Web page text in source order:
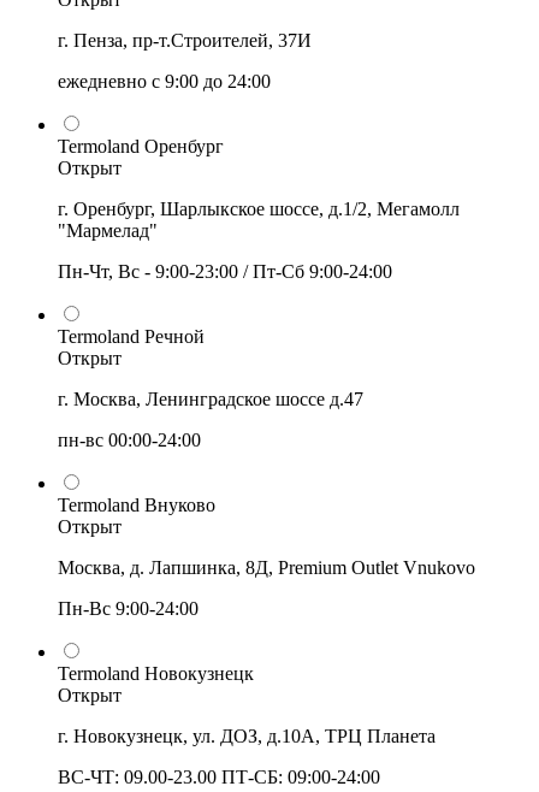
г. Пенза, пр-т.Строителей, 37И
ежедневно с 9:00 до 24:00
Termoland Оренбург
Открыт
г. Оренбург, Шарлыкское шоссе, д.1/2, Мегамолл
"Мармелад"
Пн-Чт, Вс - 9:00-23:00 / Пт-Сб 9:00-24:00
Termoland Речной
Открыт
г. Москва, Ленинградское шоссе д.47
пн-вс 00:00-24:00
Termoland Внуково
Открыт
Москва, д. Лапшинка, 8Д, Premium Outlet Vnukovo
Пн-Вс 9:00-24:00
Termoland Новокузнецк
Открыт
г. Новокузнецк, ул. ДОЗ, д.10А, ТРЦ Планета
ВС-ЧТ: 09.00-23.00 ПТ-СБ: 09:00-24:00